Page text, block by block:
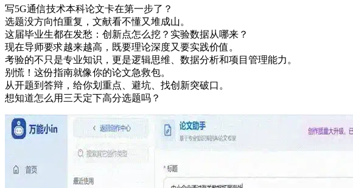
写5G通信技术本科论文卡在第一步了？
选题没方向怕重复，文献看不懂又堆成山。
这届毕业生都在发愁：创新点怎么挖？实验数据从哪来？
现在导师要求越来越高，既要理论深度又要实践价值。
考验的不只是专业知识，更是逻辑思维、数据分析和项目管理能力。
别慌！这份指南就像你的论文急救包。
从开题到答辩，给你划重点、避坑、找创新突破口。
想知道怎么用三天定下高分选题吗？